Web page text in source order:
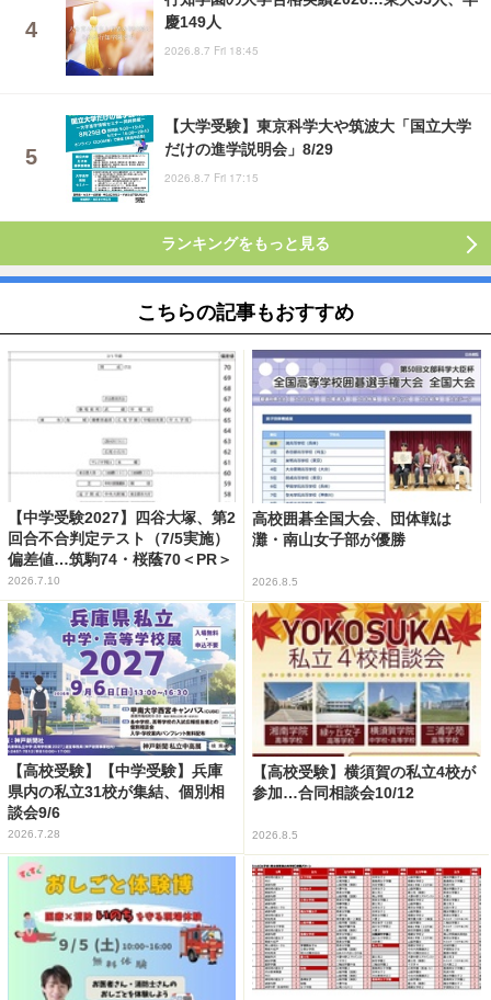
慶149人
2026.8.7 Fri 18:45
【大学受験】東京科学大や筑波大「国立大学
だけの進学説明会」8/29
2026.8.7 Fri 17:15
ランキングをもっと見る
こちらの記事もおすすめ
【中学受験2027】四谷大塚、第2
回合不合判定テスト（7/5実施）
偏差値…筑駒74・桜蔭70＜PR＞
2026.7.10
高校囲碁全国大会、団体戦は
灘・南山女子部が優勝
2026.8.5
【高校受験】【中学受験】兵庫
県内の私立31校が集結、個別相
談会9/6
2026.7.28
【高校受験】横須賀の私立4校が
参加…合同相談会10/12
2026.8.5